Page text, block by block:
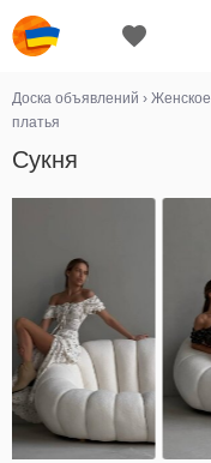
Доска объявлений › Женское
платья
Сукня